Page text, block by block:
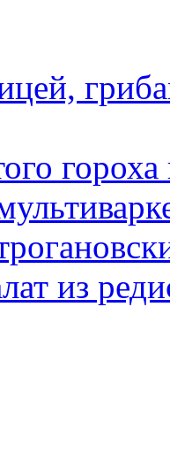
из